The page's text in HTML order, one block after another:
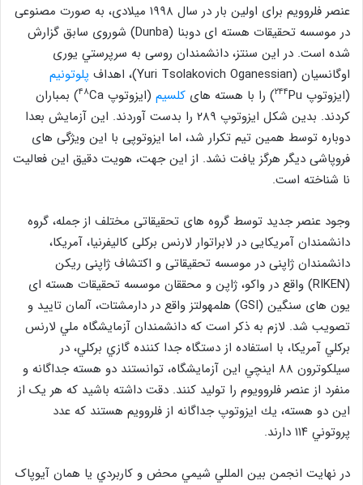
عنصر فلروویم برای اولین بار در سال ۱۹۹۸ میلادی، به صورت مصنوعی
در موسسه تحقیقات هسته ای دوبنا (Dunba) شوروی سابق گزارش
شده است. در این سنتز، دانشمندان روسی به سرپرستي یوری
اوگانسیان (Yuri Tsolakovich Oganessian)، اهداف
پلوتونیم
(ایزوتوپ
۲۴۴Pu) را با هسته های کلسیم (ایزوتوپ ۴۸Ca) بمباران
کردند. بدین شکل ایزوتوپ ۲۸۹ را بدست آوردند. این آزمایش بعدا
دوباره توسط همین تیم تکرار شد، اما ایزوتوپی با این ویژگی‌ های
فروپاشی دیگر هرگز یافت نشد. از این جهت، هویت دقیق این فعالیت
نا شناخته است.
وجود عنصر جديد توسط گروه های تحقیقاتی مختلف از جمله، گروه
دانشمندان آمریکایی در لابراتوار لارنس برکلی کالیفرنیا، آمریکا،
دانشمندان ژاپنی در موسسه تحقیقاتی و اکتشاف ژاپنی ریکن
(RIKEN) واقع در واکو، ژاپن و محققان موسسه تحقیقات هسته ‌ای
یون‌ های سنگین (GSI) هلمهولتز واقع در دارمشتات، آلمان تایید و
تصويب شد. لازم به ذکر است که دانشمند‌ان آزمايشگاه ملي لارنس
بركلي آمریکا، با استفاده از دستگاه جدا كننده گازي بركلي، در
سيلكوترون ۸۸ اينچي اين آزمايشگاه، توانستند دو هسته جداگانه و
منفرد از عنصر فلروویوم را توليد كنند. دقت داشته باشید که هر یک از
این دو هسته، يك ايزوتوپ جداگانه از فلروویم هستند که عدد
پروتوني ۱۱۴ دارند.
در نهایت انجمن بين المللي شيمي محض و كاربردي یا همان آیوپاک